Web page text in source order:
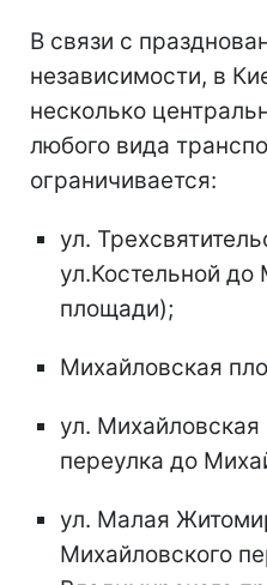
В связи с
независимости, в
несколько
любого вида
ограничивается:
ул.
ул.Костельной до
площади);
Михайловская
ул. Михайловская
переулка до
ул. Малая
Михайловского